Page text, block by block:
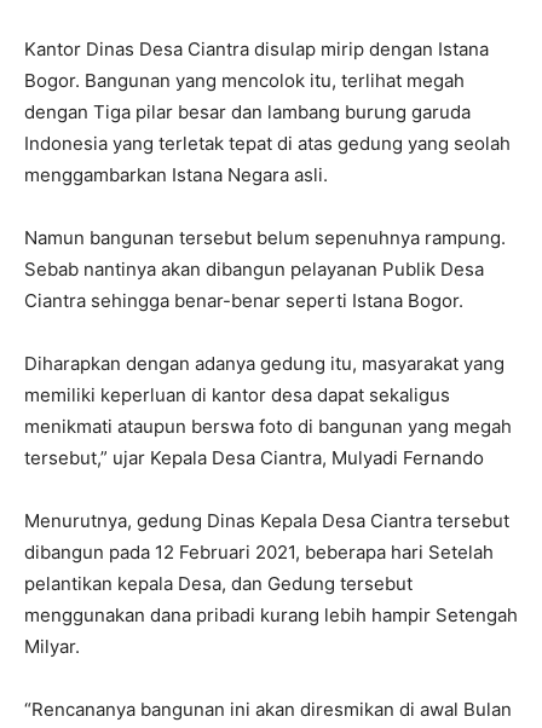
Kantor Dinas Desa Ciantra disulap mirip dengan Istana
Bogor. Bangunan yang mencolok itu, terlihat megah
dengan Tiga pilar besar dan lambang burung garuda
Indonesia yang terletak tepat di atas gedung yang seolah
menggambarkan Istana Negara asli.
Namun bangunan tersebut belum sepenuhnya rampung.
Sebab nantinya akan dibangun pelayanan Publik Desa
Ciantra sehingga benar-benar seperti Istana Bogor.
Diharapkan dengan adanya gedung itu, masyarakat yang
memiliki keperluan di kantor desa dapat sekaligus
menikmati ataupun berswa foto di bangunan yang megah
tersebut,” ujar Kepala Desa Ciantra, Mulyadi Fernando
Menurutnya, gedung Dinas Kepala Desa Ciantra tersebut
dibangun pada 12 Februari 2021, beberapa hari Setelah
pelantikan kepala Desa, dan Gedung tersebut
menggunakan dana pribadi kurang lebih hampir Setengah
Milyar.
“Rencananya bangunan ini akan diresmikan di awal Bulan